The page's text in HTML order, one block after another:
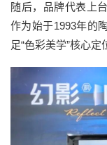
随后，品牌代表上
作为始于1993年的
足“色彩美学”核心